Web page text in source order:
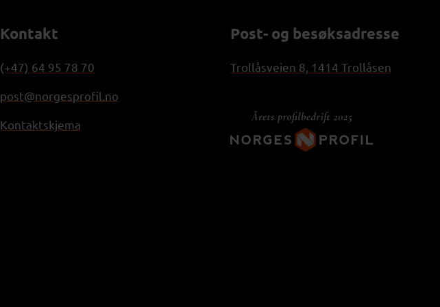
Kontakt
(+47) 64 95 78 70
post@norgesprofil.no
Kontaktskjema
Post- og besøksadresse
Trollåsveien 8, 1414 Trollåsen